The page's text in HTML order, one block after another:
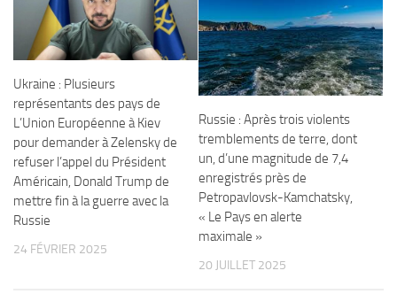
Ukraine : Plusieurs
représentants des pays de
L’Union Européenne à Kiev
pour demander à Zelensky de
refuser l’appel du Président
Américain, Donald Trump de
mettre fin à la guerre avec la
Russie
24 FÉVRIER 2025
Russie : Après trois violents
tremblements de terre, dont
un, d’une magnitude de 7,4
enregistrés près de
Petropavlovsk-Kamchatsky,
« Le Pays en alerte
maximale »
20 JUILLET 2025